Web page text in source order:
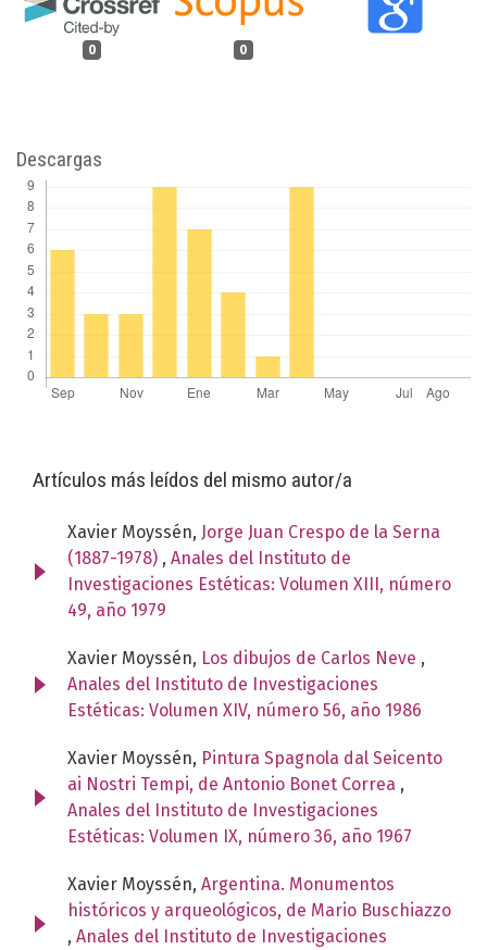
0 0
Descargas
Artículos más leídos del mismo autor/a
Xavier Moyssén, Jorge Juan Crespo de la Serna
(1887-1978) , Anales del Instituto de
Investigaciones Estéticas: Volumen XIII, número
49, año 1979
Xavier Moyssén, Los dibujos de Carlos Neve ,
Anales del Instituto de Investigaciones
Estéticas: Volumen XIV, número 56, año 1986
Xavier Moyssén, Pintura Spagnola dal Seicento
ai Nostri Tempi, de Antonio Bonet Correa ,
Anales del Instituto de Investigaciones
Estéticas: Volumen IX, número 36, año 1967
Xavier Moyssén, Argentina. Monumentos
históricos y arqueológicos, de Mario Buschiazzo
, Anales del Instituto de Investigaciones